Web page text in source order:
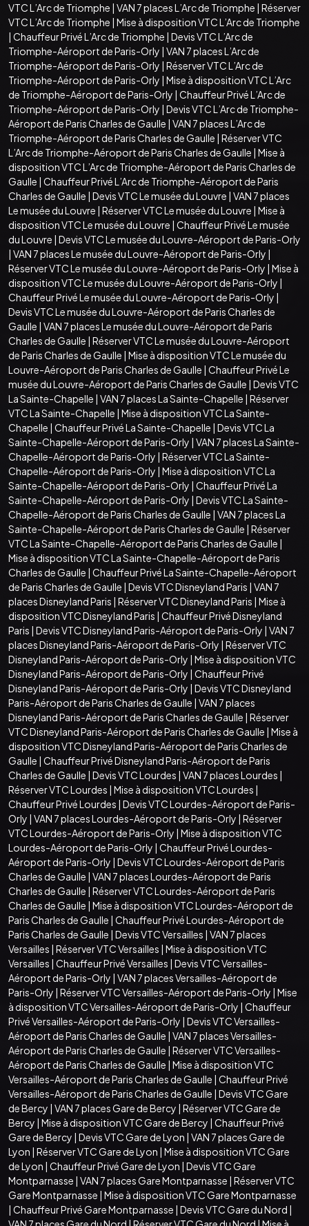
VTC L’Arc de Triomphe | VAN 7 places L’Arc de Triomphe | Réserver
VTC L’Arc de Triomphe | Mise à disposition VTC L’Arc de Triomphe
| Chauffeur Privé L’Arc de Triomphe | Devis VTC L’Arc de
Triomphe-Aéroport de Paris-Orly | VAN 7 places L’Arc de
Triomphe-Aéroport de Paris-Orly | Réserver VTC L’Arc de
Triomphe-Aéroport de Paris-Orly | Mise à disposition VTC L’Arc
de Triomphe-Aéroport de Paris-Orly | Chauffeur Privé L’Arc de
Triomphe-Aéroport de Paris-Orly | Devis VTC L’Arc de Triomphe-
Aéroport de Paris Charles de Gaulle | VAN 7 places L’Arc de
Triomphe-Aéroport de Paris Charles de Gaulle | Réserver VTC
L’Arc de Triomphe-Aéroport de Paris Charles de Gaulle | Mise à
disposition VTC L’Arc de Triomphe-Aéroport de Paris Charles de
Gaulle | Chauffeur Privé L’Arc de Triomphe-Aéroport de Paris
Charles de Gaulle | Devis VTC Le musée du Louvre | VAN 7 places
Le musée du Louvre | Réserver VTC Le musée du Louvre | Mise à
disposition VTC Le musée du Louvre | Chauffeur Privé Le musée
du Louvre | Devis VTC Le musée du Louvre-Aéroport de Paris-Orly
| VAN 7 places Le musée du Louvre-Aéroport de Paris-Orly |
Réserver VTC Le musée du Louvre-Aéroport de Paris-Orly | Mise à
disposition VTC Le musée du Louvre-Aéroport de Paris-Orly |
Chauffeur Privé Le musée du Louvre-Aéroport de Paris-Orly |
Devis VTC Le musée du Louvre-Aéroport de Paris Charles de
Gaulle | VAN 7 places Le musée du Louvre-Aéroport de Paris
Charles de Gaulle | Réserver VTC Le musée du Louvre-Aéroport
de Paris Charles de Gaulle | Mise à disposition VTC Le musée du
Louvre-Aéroport de Paris Charles de Gaulle | Chauffeur Privé Le
musée du Louvre-Aéroport de Paris Charles de Gaulle | Devis VTC
La Sainte-Chapelle | VAN 7 places La Sainte-Chapelle | Réserver
VTC La Sainte-Chapelle | Mise à disposition VTC La Sainte-
Chapelle | Chauffeur Privé La Sainte-Chapelle | Devis VTC La
Sainte-Chapelle-Aéroport de Paris-Orly | VAN 7 places La Sainte-
Chapelle-Aéroport de Paris-Orly | Réserver VTC La Sainte-
Chapelle-Aéroport de Paris-Orly | Mise à disposition VTC La
Sainte-Chapelle-Aéroport de Paris-Orly | Chauffeur Privé La
Sainte-Chapelle-Aéroport de Paris-Orly | Devis VTC La Sainte-
Chapelle-Aéroport de Paris Charles de Gaulle | VAN 7 places La
Sainte-Chapelle-Aéroport de Paris Charles de Gaulle | Réserver
VTC La Sainte-Chapelle-Aéroport de Paris Charles de Gaulle |
Mise à disposition VTC La Sainte-Chapelle-Aéroport de Paris
Charles de Gaulle | Chauffeur Privé La Sainte-Chapelle-Aéroport
de Paris Charles de Gaulle | Devis VTC Disneyland Paris | VAN 7
places Disneyland Paris | Réserver VTC Disneyland Paris | Mise à
disposition VTC Disneyland Paris | Chauffeur Privé Disneyland
Paris | Devis VTC Disneyland Paris-Aéroport de Paris-Orly | VAN 7
places Disneyland Paris-Aéroport de Paris-Orly | Réserver VTC
Disneyland Paris-Aéroport de Paris-Orly | Mise à disposition VTC
Disneyland Paris-Aéroport de Paris-Orly | Chauffeur Privé
Disneyland Paris-Aéroport de Paris-Orly | Devis VTC Disneyland
Paris-Aéroport de Paris Charles de Gaulle | VAN 7 places
Disneyland Paris-Aéroport de Paris Charles de Gaulle | Réserver
VTC Disneyland Paris-Aéroport de Paris Charles de Gaulle | Mise à
disposition VTC Disneyland Paris-Aéroport de Paris Charles de
Gaulle | Chauffeur Privé Disneyland Paris-Aéroport de Paris
Charles de Gaulle | Devis VTC Lourdes | VAN 7 places Lourdes |
Réserver VTC Lourdes | Mise à disposition VTC Lourdes |
Chauffeur Privé Lourdes | Devis VTC Lourdes-Aéroport de Paris-
Orly | VAN 7 places Lourdes-Aéroport de Paris-Orly | Réserver
VTC Lourdes-Aéroport de Paris-Orly | Mise à disposition VTC
Lourdes-Aéroport de Paris-Orly | Chauffeur Privé Lourdes-
Aéroport de Paris-Orly | Devis VTC Lourdes-Aéroport de Paris
Charles de Gaulle | VAN 7 places Lourdes-Aéroport de Paris
Charles de Gaulle | Réserver VTC Lourdes-Aéroport de Paris
Charles de Gaulle | Mise à disposition VTC Lourdes-Aéroport de
Paris Charles de Gaulle | Chauffeur Privé Lourdes-Aéroport de
Paris Charles de Gaulle | Devis VTC Versailles | VAN 7 places
Versailles | Réserver VTC Versailles | Mise à disposition VTC
Versailles | Chauffeur Privé Versailles | Devis VTC Versailles-
Aéroport de Paris-Orly | VAN 7 places Versailles-Aéroport de
Paris-Orly | Réserver VTC Versailles-Aéroport de Paris-Orly | Mise
à disposition VTC Versailles-Aéroport de Paris-Orly | Chauffeur
Privé Versailles-Aéroport de Paris-Orly | Devis VTC Versailles-
Aéroport de Paris Charles de Gaulle | VAN 7 places Versailles-
Aéroport de Paris Charles de Gaulle | Réserver VTC Versailles-
Aéroport de Paris Charles de Gaulle | Mise à disposition VTC
Versailles-Aéroport de Paris Charles de Gaulle | Chauffeur Privé
Versailles-Aéroport de Paris Charles de Gaulle | Devis VTC Gare
de Bercy | VAN 7 places Gare de Bercy | Réserver VTC Gare de
Bercy | Mise à disposition VTC Gare de Bercy | Chauffeur Privé
Gare de Bercy | Devis VTC Gare de Lyon | VAN 7 places Gare de
Lyon | Réserver VTC Gare de Lyon | Mise à disposition VTC Gare
de Lyon | Chauffeur Privé Gare de Lyon | Devis VTC Gare
Montparnasse | VAN 7 places Gare Montparnasse | Réserver VTC
Gare Montparnasse | Mise à disposition VTC Gare Montparnasse
| Chauffeur Privé Gare Montparnasse | Devis VTC Gare du Nord |